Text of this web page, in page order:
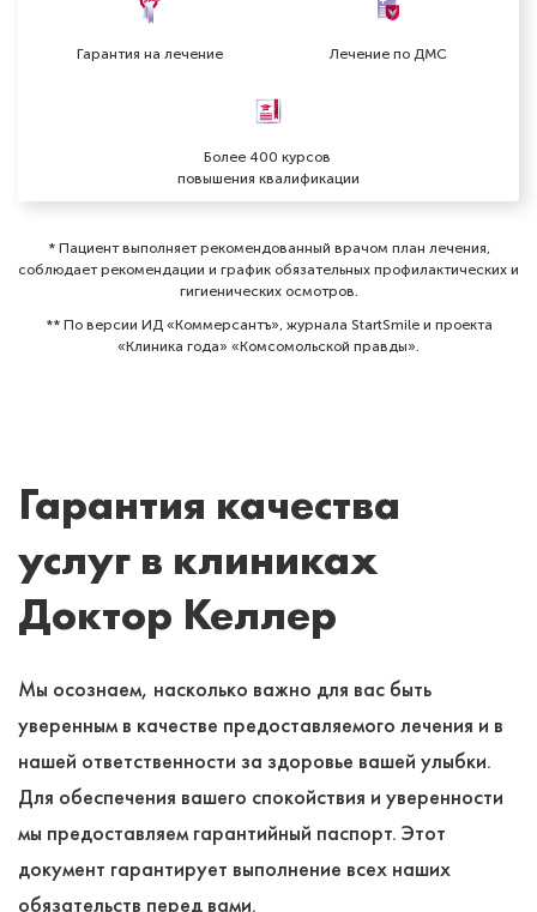
Гарантия на лечение Лечение по ДМС
Более 400 курсов
повышения квалификации
* Пациент выполняет рекомендованный врачом план лечения,
соблюдает рекомендации и график обязательных профилактических и
гигиенических осмотров⁠.
** По версии ИД «Коммерсантъ», журнала StartSmile и проекта
«Клиника года» «Комсомольской правды».
Гарантия качества
услуг в клиниках
Доктор Келлер
Мы осознаем, насколько важно для вас быть
уверенным в качестве предоставляемого лечения и в
нашей ответственности за здоровье вашей улыбки.
Для обеспечения вашего спокойствия и уверенности
мы предоставляем гарантийный паспорт. Этот
документ гарантирует выполнение всех наших
обязательств перед вами.